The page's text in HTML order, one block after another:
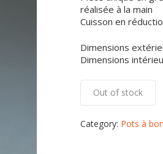
réalisée à la main
Cuisson en
Dimensions
Dimensions
Out of stock
Category: Pots à